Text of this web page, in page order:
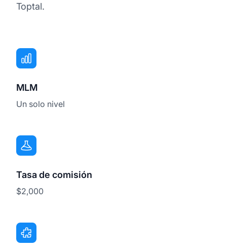
Toptal.
MLM
Un solo nivel
Tasa de comisión
$2,000